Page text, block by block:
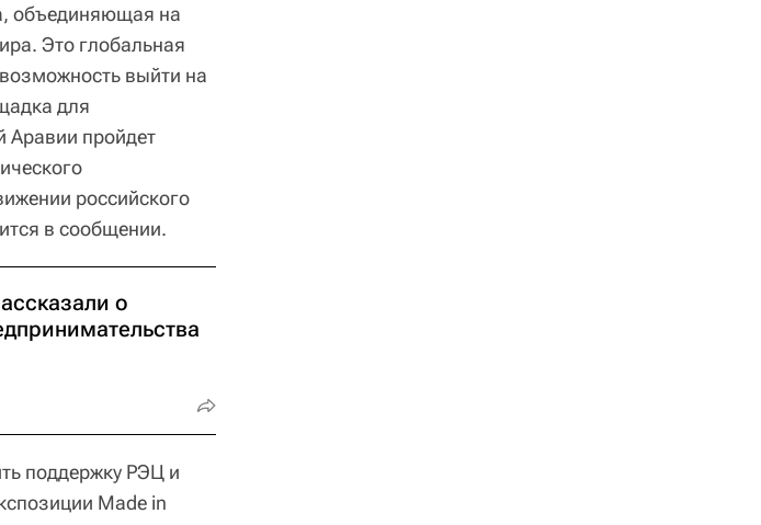
объединяющая на
Это глобальная
выйти на
для
Аравии пройдет
российского
в сообщении.
о
поддержку РЭЦ и
Made in